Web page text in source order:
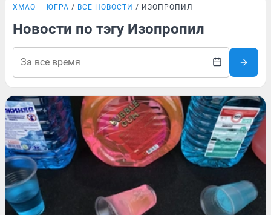
ХМАО — ЮГРА ВСЕ НОВОСТИ ИЗОПРОПИЛ
Новости по тэгу Изопропил